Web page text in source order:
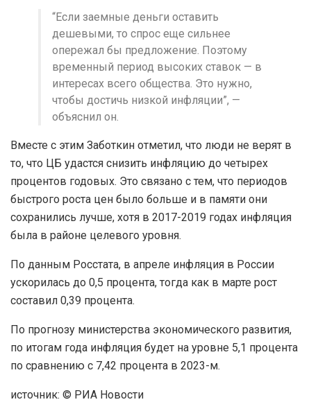
“Если заемные деньги оставить
дешевыми, то спрос еще сильнее
опережал бы предложение. Поэтому
временный период высоких ставок — в
интересах всего общества. Это нужно,
чтобы достичь низкой инфляции”, —
объяснил он.
Вместе с этим Заботкин отметил, что люди не верят в
то, что ЦБ удастся снизить инфляцию до четырех
процентов годовых. Это связано с тем, что периодов
быстрого роста цен было больше и в памяти они
сохранились лучше, хотя в 2017-2019 годах инфляция
была в районе целевого уровня.
По данным Росстата, в апреле инфляция в России
ускорилась до 0,5 процента, тогда как в марте рост
составил 0,39 процента.
По прогнозу министерства экономического развития,
по итогам года инфляция будет на уровне 5,1 процента
по сравнению с 7,42 процента в 2023-м.
источник: © РИА Новости